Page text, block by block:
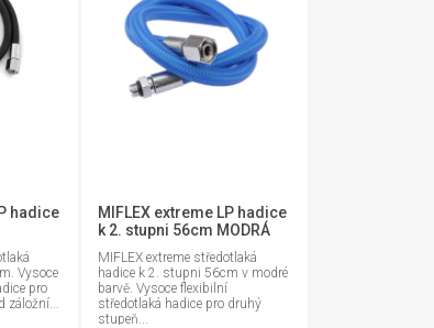
hadice
Vysoce
pro
záložní...
MIFLEX extreme LP hadice
k 2. stupni 56cm MODRÁ
MIFLEX extreme středotlaká
hadice k 2. stupni 56cm v modré
barvě. Vysoce flexibilní
středotlaká hadice pro druhý
stupeň...